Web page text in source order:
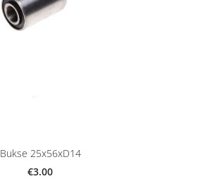
Bukse 25x56xD14
€3.00